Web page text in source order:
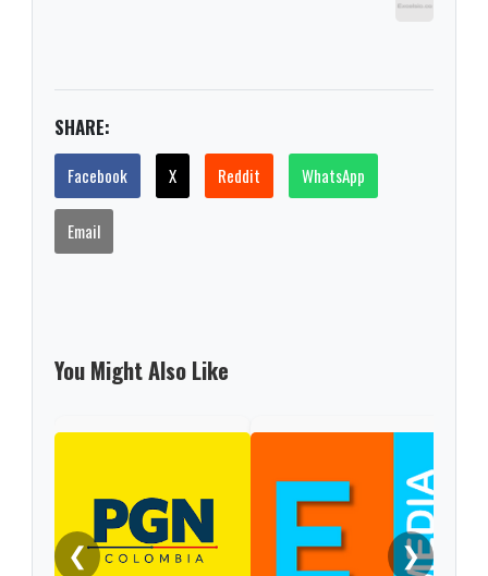
SHARE:
Facebook X Reddit WhatsApp
Email
You Might Also Like
❮ ❯